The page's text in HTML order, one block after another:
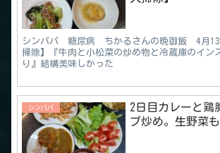
シンパパ 糖尿病 ちかるさんの晩御飯 4月
掃除】『牛肉と小松菜の炒め物と冷蔵庫のイン
り』結構美味しかった
シンパパ
2日目カレーと鶏
プ炒め。生野菜も